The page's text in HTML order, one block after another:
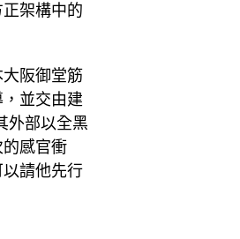
架構中的
阪御堂筋
並交由建
外部以全黑
感官衝
請他先行